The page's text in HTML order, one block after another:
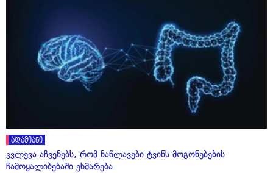
ადამიანი
კვლევა აჩვენებს, რომ ნაწლავები ტვინს მოგონებების
ჩამოყალიბებაში ეხმარება